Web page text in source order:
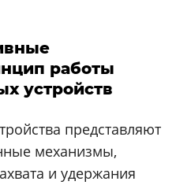
работы
устройств
представляют
механизмы,
и удержания